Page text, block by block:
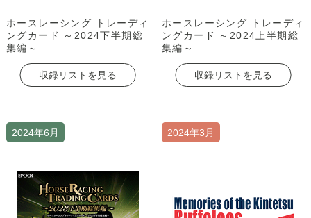
ホースレーシング トレーディ
ングカード ～2024下半期総
集編～
収録リストを見る
ホースレーシング トレーディ
ングカード ～2024上半期総
集編～
収録リストを見る
2024年6月 2024年3月